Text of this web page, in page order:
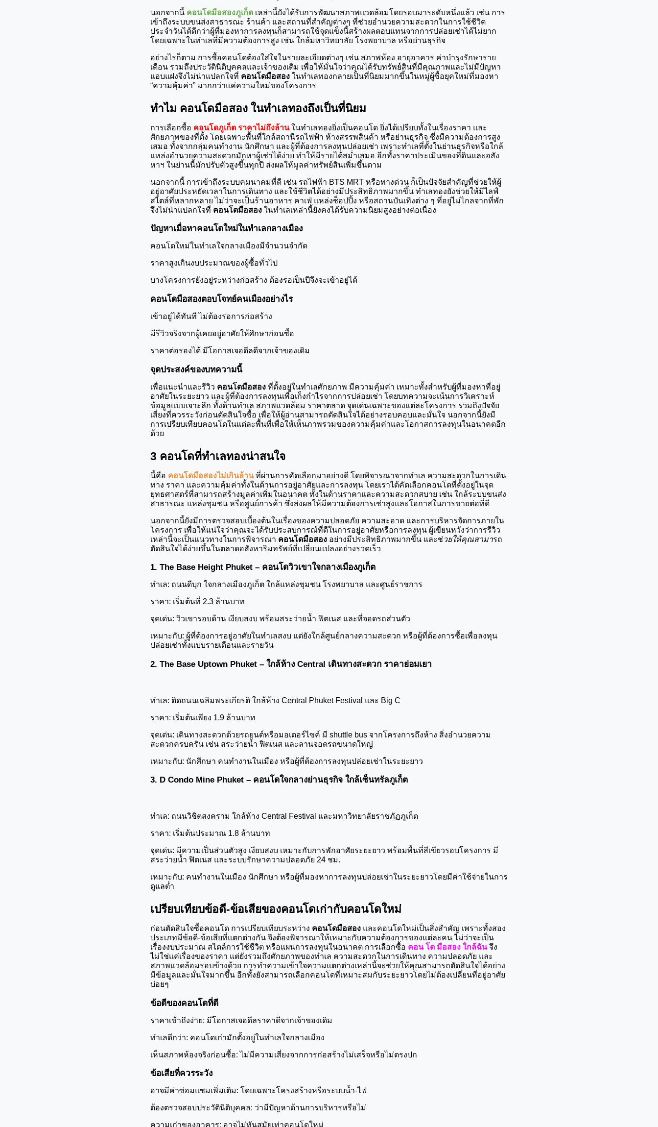
นอกจากนี้ คอนโดมือสองภูเก็ต เหล่านี้ยังได้รับการพัฒนาสภาพแวดล้อมโดยรอบมาระดับหนึ่งแล้ว เช่น การ
เข้าถึงระบบขนส่งสาธารณะ ร้านค้า และสถานที่สำคัญต่างๆ ที่ช่วยอำนวยความสะดวกในการใช้ชีวิต
ประจำวันได้ดีกว่าผู้ที่มองหาการลงทุนก็สามารถใช้จุดแข็งนี้สร้างผลตอบแทนจากการปล่อยเช่าได้ไม่ยาก
โดยเฉพาะในทำเลที่มีความต้องการสูง เช่น ใกล้มหาวิทยาลัย โรงพยาบาล หรือย่านธุรกิจ
อย่างไรก็ตาม การซื้อคอนโดต้องใส่ใจในรายละเอียดต่างๆ เช่น สภาพห้อง อายุอาคาร ค่าบำรุงรักษาราย
เดือน รวมถึงประวัตินิติบุคคลและเจ้าของเดิม เพื่อให้มั่นใจว่าคุณได้รับทรัพย์สินที่มีคุณภาพและไม่มีปัญหา
แอบแฝงจึงไม่น่าแปลกใจที่ คอนโดมือสอง ในทำเลทองกลายเป็นที่นิยมมากขึ้นในหมู่ผู้ซื้อยุคใหม่ที่มองหา
“ความคุ้มค่า” มากกว่าแค่ความใหม่ของโครงการ
ทำไม คอนโดมือสอง ในทำเลทองถึงเป็นที่นิยม
การเลือกซื้อ คอนโดภูเก็ต ราคาไม่ถึงล้าน ในทำเลทองยิ่งเป็นคอนโด ยิ่งได้เปรียบทั้งในเรื่องราคา และ
ศักยภาพของที่ตั้ง โดยเฉพาะพื้นที่ใกล้สถานีรถไฟฟ้า ห้างสรรพสินค้า หรือย่านธุรกิจ ซึ่งมีความต้องการสูง
เสมอ ทั้งจากกลุ่มคนทำงาน นักศึกษา และผู้ที่ต้องการลงทุนปล่อยเช่า เพราะทำเลที่ตั้งในย่านธุรกิจหรือใกล้
แหล่งอำนวยความสะดวกมักหาผู้เช่าได้ง่าย ทำให้มีรายได้สม่ำเสมอ อีกทั้งราคาประเมินของที่ดินและอสัง
หาฯ ในย่านนี้มักปรับตัวสูงขึ้นทุกปี ส่งผลให้มูลค่าทรัพย์สินเพิ่มขึ้นตาม
นอกจากนี้ การเข้าถึงระบบคมนาคมที่ดี เช่น รถไฟฟ้า BTS MRT หรือทางด่วน ก็เป็นปัจจัยสำคัญที่ช่วยให้ผู้
อยู่อาศัยประหยัดเวลาในการเดินทาง และใช้ชีวิตได้อย่างมีประสิทธิภาพมากขึ้น ทำเลทองยังช่วยให้มีไลฟ์
สไตล์ที่หลากหลาย ไม่ว่าจะเป็นร้านอาหาร คาเฟ่ แหล่งช็อปปิ้ง หรือสถานบันเทิงต่าง ๆ ที่อยู่ไม่ไกลจากที่พัก
จึงไม่น่าแปลกใจที่ คอนโดมือสอง ในทำเลเหล่านี้ยังคงได้รับความนิยมสูงอย่างต่อเนื่อง
ปัญหาเมื่อหาคอนโดใหม่ในทำเลกลางเมือง
คอนโดใหม่ในทำเลใจกลางเมืองมีจำนวนจำกัด
ราคาสูงเกินงบประมาณของผู้ซื้อทั่วไป
บางโครงการยังอยู่ระหว่างก่อสร้าง ต้องรอเป็นปีจึงจะเข้าอยู่ได้
คอนโดมือสองตอบโจทย์คนเมืองอย่างไร
เข้าอยู่ได้ทันที ไม่ต้องรอการก่อสร้าง
มีรีวิวจริงจากผู้เคยอยู่อาศัยให้ศึกษาก่อนซื้อ
ราคาต่อรองได้ มีโอกาสเจอดีลดีจากเจ้าของเดิม
จุดประสงค์ของบทความนี้
เพื่อแนะนำและรีวิว คอนโดมือสอง ที่ตั้งอยู่ในทำเลศักยภาพ มีความคุ้มค่า เหมาะทั้งสำหรับผู้ที่มองหาที่อยู่
อาศัยในระยะยาว และผู้ที่ต้องการลงทุนเพื่อเก็งกำไรจากการปล่อยเช่า โดยบทความจะเน้นการวิเคราะห์
ข้อมูลแบบเจาะลึก ทั้งด้านทำเล สภาพแวดล้อม ราคาตลาด จุดเด่นเฉพาะของแต่ละโครงการ รวมถึงปัจจัย
เสี่ยงที่ควรระวังก่อนตัดสินใจซื้อ เพื่อให้ผู้อ่านสามารถตัดสินใจได้อย่างรอบคอบและมั่นใจ นอกจากนี้ยังมี
การเปรียบเทียบคอนโดในแต่ละพื้นที่เพื่อให้เห็นภาพรวมของความคุ้มค่าและโอกาสการลงทุนในอนาคตอีก
ด้วย
3 คอนโดที่ทำเลทองน่าสนใจ
นี้คือ คอนโดมือสองไม่เกินล้าน ที่ผ่านการคัดเลือกมาอย่างดี โดยพิจารณาจากทำเล ความสะดวกในการเดิน
ทาง ราคา และความคุ้มค่าทั้งในด้านการอยู่อาศัยและการลงทุน โดยเราได้คัดเลือกคอนโดที่ตั้งอยู่ในจุด
ยุทธศาสตร์ที่สามารถสร้างมูลค่าเพิ่มในอนาคต ทั้งในด้านราคาและความสะดวกสบาย เช่น ใกล้ระบบขนส่ง
สาธารณะ แหล่งชุมชน หรือศูนย์การค้า ซึ่งส่งผลให้มีความต้องการเช่าสูงและโอกาสในการขายต่อที่ดี
นอกจากนี้ยังมีการตรวจสอบเบื้องต้นในเรื่องของความปลอดภัย ความสะอาด และการบริหารจัดการภายใน
โครงการ เพื่อให้แน่ใจว่าคุณจะได้รับประสบการณ์ที่ดีในการอยู่อาศัยหรือการลงทุน ผู้เขียนหวังว่าการรีวิว
เหล่านี้จะเป็นแนวทางในการพิจารณา คอนโดมือสอง อย่างมีประสิทธิภาพมากขึ้น และช่วยให้คุณสามารถ
ตัดสินใจได้ง่ายขึ้นในตลาดอสังหาริมทรัพย์ที่เปลี่ยนแปลงอย่างรวดเร็ว
1. The Base Height Phuket – คอนโดวิวเขาใจกลางเมืองภูเก็ต
ทำเล: ถนนดีบุก ใจกลางเมืองภูเก็ต ใกล้แหล่งชุมชน โรงพยาบาล และศูนย์ราชการ
ราคา: เริ่มต้นที่ 2.3 ล้านบาท
จุดเด่น: วิวเขารอบด้าน เงียบสงบ พร้อมสระว่ายน้ำ ฟิตเนส และที่จอดรถส่วนตัว
เหมาะกับ: ผู้ที่ต้องการอยู่อาศัยในทำเลสงบ แต่ยังใกล้ศูนย์กลางความสะดวก หรือผู้ที่ต้องการซื้อเพื่อลงทุน
ปล่อยเช่าทั้งแบบรายเดือนและรายวัน
2. The Base Uptown Phuket – ใกล้ห้าง Central เดินทางสะดวก ราคาย่อมเยา
ทำเล: ติดถนนเฉลิมพระเกียรติ ใกล้ห้าง Central Phuket Festival และ Big C
ราคา: เริ่มต้นเพียง 1.9 ล้านบาท
จุดเด่น: เดินทางสะดวกด้วยรถยนต์หรือมอเตอร์ไซค์ มี shuttle bus จากโครงการถึงห้าง สิ่งอำนวยความ
สะดวกครบครัน เช่น สระว่ายน้ำ ฟิตเนส และลานจอดรถขนาดใหญ่
เหมาะกับ: นักศึกษา คนทำงานในเมือง หรือผู้ที่ต้องการลงทุนปล่อยเช่าในระยะยาว
3. D Condo Mine Phuket – คอนโดใจกลางย่านธุรกิจ ใกล้เซ็นทรัลภูเก็ต
ทำเล: ถนนวิชิตสงคราม ใกล้ห้าง Central Festival และมหาวิทยาลัยราชภัฏภูเก็ต
ราคา: เริ่มต้นประมาณ 1.8 ล้านบาท
จุดเด่น: มีความเป็นส่วนตัวสูง เงียบสงบ เหมาะกับการพักอาศัยระยะยาว พร้อมพื้นที่สีเขียวรอบโครงการ มี
สระว่ายน้ำ ฟิตเนส และระบบรักษาความปลอดภัย 24 ชม.
เหมาะกับ: คนทำงานในเมือง นักศึกษา หรือผู้ที่มองหาการลงทุนปล่อยเช่าในระยะยาวโดยมีค่าใช้จ่ายในการ
ดูแลต่ำ
เปรียบเทียบข้อดี-ข้อเสียของคอนโดเก่ากับคอนโดใหม่
ก่อนตัดสินใจซื้อคอนโด การเปรียบเทียบระหว่าง คอนโดมือสอง และคอนโดใหม่เป็นสิ่งสำคัญ เพราะทั้งสอง
ประเภทมีข้อดี-ข้อเสียที่แตกต่างกัน จึงต้องพิจารณาให้เหมาะกับความต้องการของแต่ละคน ไม่ว่าจะเป็น
เรื่องงบประมาณ สไตล์การใช้ชีวิต หรือแผนการลงทุนในอนาคต การเลือกซื้อ คอน โด มือสอง ใกล้ฉัน จึง
ไม่ใช่แค่เรื่องของราคา แต่ยังรวมถึงศักยภาพของทำเล ความสะดวกในการเดินทาง ความปลอดภัย และ
สภาพแวดล้อมรอบข้างด้วย การทำความเข้าใจความแตกต่างเหล่านี้จะช่วยให้คุณสามารถตัดสินใจได้อย่าง
มีข้อมูลและมั่นใจมากขึ้น อีกทั้งยังสามารถเลือกคอนโดที่เหมาะสมกับระยะยาวโดยไม่ต้องเปลี่ยนที่อยู่อาศัย
บ่อยๆ
ข้อดีของคอนโดที่ดี
ราคาเข้าถึงง่าย: มีโอกาสเจอดีลราคาดีจากเจ้าของเดิม
ทำเลดีกว่า: คอนโดเก่ามักตั้งอยู่ในทำเลใจกลางเมือง
เห็นสภาพห้องจริงก่อนซื้อ: ไม่มีความเสี่ยงจากการก่อสร้างไม่เสร็จหรือไม่ตรงปก
ข้อเสียที่ควรระวัง
อาจมีค่าซ่อมแซมเพิ่มเติม: โดยเฉพาะโครงสร้างหรือระบบน้ำ-ไฟ
ต้องตรวจสอบประวัตินิติบุคคล: ว่ามีปัญหาด้านการบริหารหรือไม่
ความเก่าของอาคาร: อาจไม่ทันสมัยเท่าคอนโดใหม่